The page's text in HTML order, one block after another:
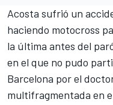
Acosta sufrió un
haciendo motocross
la última antes del
en el que no pudo
Barcelona por el
multifragmentada en